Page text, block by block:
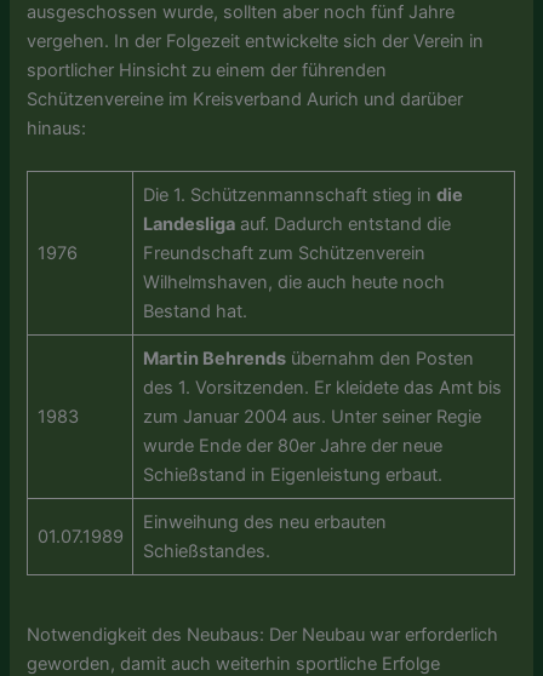
ausgeschossen wurde, sollten aber noch fünf Jahre
vergehen. In der Folgezeit entwickelte sich der Verein in
sportlicher Hinsicht zu einem der führenden
Schützenvereine im Kreisverband Aurich und darüber
hinaus:
1976
Die 1. Schützenmannschaft stieg in die
Landesligaauf. Dadurch entstand die
Freundschaft zum Schützenverein
Wilhelmshaven, die auch heute noch
Bestand hat.
1983
Martin Behrendsübernahm den Posten
des 1. Vorsitzenden. Er kleidete das Amt bis
zum Januar 2004 aus. Unter seiner Regie
wurde Ende der 80er Jahre der neue
Schießstand in Eigenleistung erbaut.
01.07.1989
Einweihung des neu erbauten
Schießstandes.
Notwendigkeit des Neubaus: Der Neubau war erforderlich
geworden, damit auch weiterhin sportliche Erfolge